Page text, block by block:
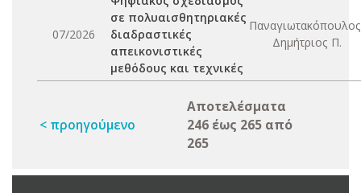
07/2026
σε πολυαισθητηριακές
διαδραστικές
απεικονιστικές
μεθόδους και τεχνικές
Δημήτριος Π.
< προηγούμενο
Αποτελέσματα
246 έως 265 από
265